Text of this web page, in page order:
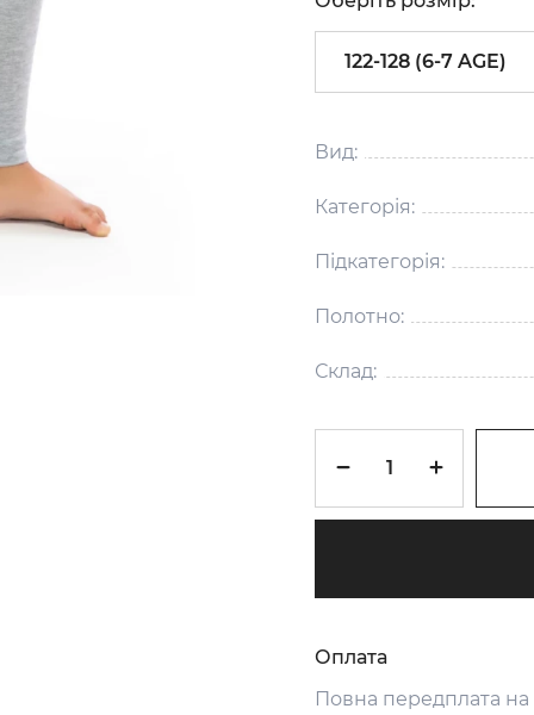
122-128 (6-7 AGE)
Вид:
Категорія:
Підкатегорія:
Полотно:
Склад:
Оплата
Повна передплата